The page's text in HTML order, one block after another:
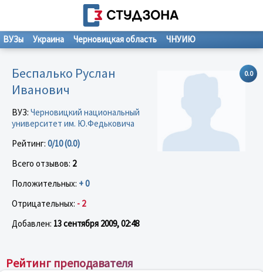
ВУЗы Украина Черновицкая область ЧНУИЮ
0.0
Беспалько Руслан
Иванович
ВУЗ: Черновицкий национальный
университет им. Ю.Федьковича
Рейтинг: 0/10 (0.0)
Всего отзывов: 2
Положительных: + 0
Отрицательных: - 2
Добавлен: 13 сентября 2009, 02:48
Рейтинг преподавателя